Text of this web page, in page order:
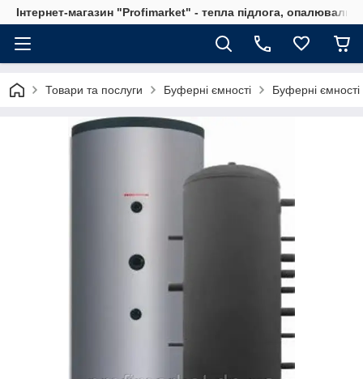
Інтернет-магазин "Profimarket" - тепла підлога,
Товари та послуги Буферні ємності Буферні